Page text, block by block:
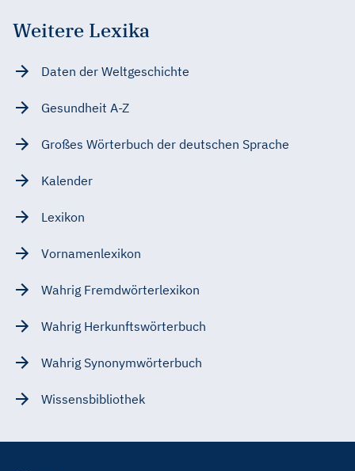
Weitere Lexika
Daten der Weltgeschichte
Gesundheit A-Z
Großes Wörterbuch der deutschen Sprache
Kalender
Lexikon
Vornamenlexikon
Wahrig Fremdwörterlexikon
Wahrig Herkunftswörterbuch
Wahrig Synonymwörterbuch
Wissensbibliothek